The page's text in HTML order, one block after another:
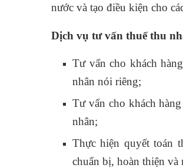
nước và tạo điều kiện cho
Dịch vụ tư vấn thuế thu
Tư vấn cho khách
nhân nói riêng;
Tư vấn cho khách
nhân;
Thực hiện quyết toán
chuẩn bị, hoàn thiện và